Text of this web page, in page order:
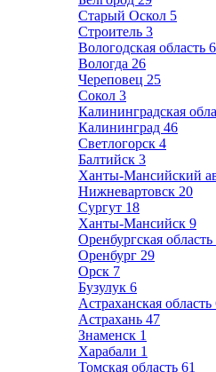
Старый Оскол 5
Строитель 3
Вологодская область
Вологда 26
Череповец 25
Сокол 3
Калининградская
Калининград 46
Светлогорск 4
Балтийск 3
Ханты-Мансийский
Нижневартовск 20
Сургут 18
Ханты-Мансийск 9
Оренбургская область
Оренбург 29
Орск 7
Бузулук 6
Астраханская область
Астрахань 47
Знаменск 1
Харабали 1
Томская область 61